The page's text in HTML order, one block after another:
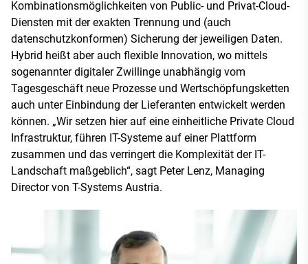
Kombinationsmöglichkeiten von Public- und Privat-Cloud-
Diensten mit der exakten Trennung und (auch
datenschutzkonformen) Sicherung der jeweiligen Daten.
Hybrid heißt aber auch flexible Innovation, wo mittels
sogenannter digitaler Zwillinge unabhängig vom
Tagesgeschäft neue Prozesse und Wertschöpfungsketten
auch unter Einbindung der Lieferanten entwickelt werden
können. „Wir setzen hier auf eine einheitliche Private Cloud
Infrastruktur, führen IT-Systeme auf einer Plattform
zusammen und das verringert die Komplexität der IT-
Landschaft maßgeblich“, sagt Peter Lenz, Managing
Director von T-Systems Austria.